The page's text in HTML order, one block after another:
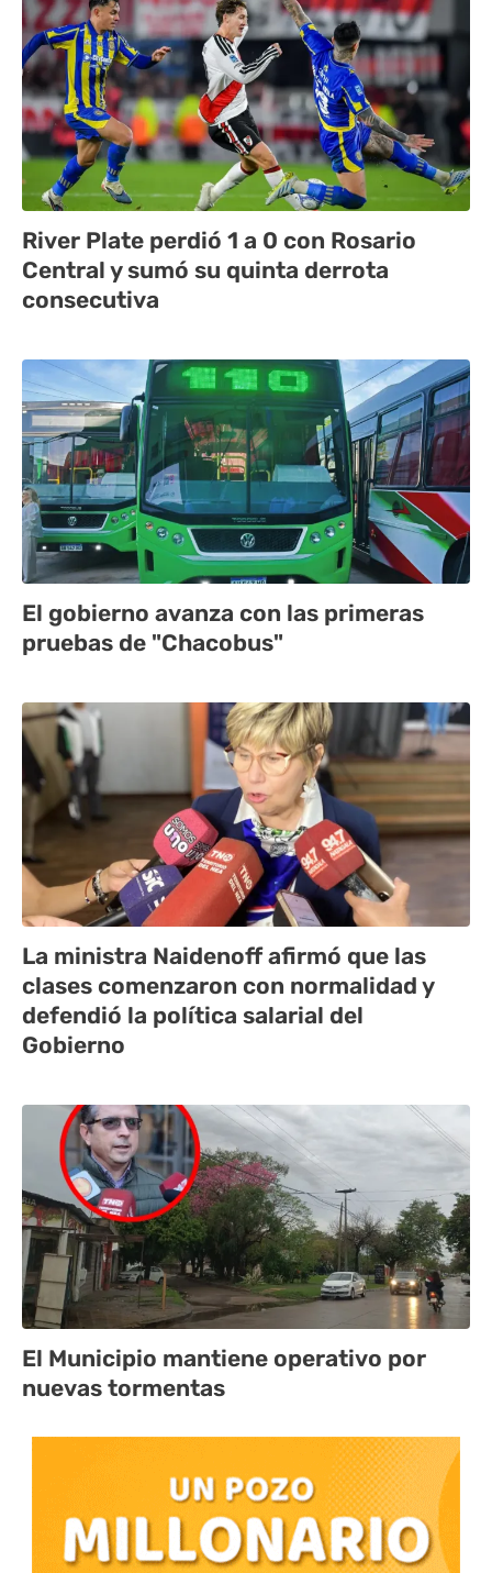
River Plate perdió 1 a 0 con Rosario
Central y sumó su quinta derrota
consecutiva
El gobierno avanza con las primeras
pruebas de "Chacobus"
La ministra Naidenoff afirmó que las
clases comenzaron con normalidad y
defendió la política salarial del
Gobierno
El Municipio mantiene operativo por
nuevas tormentas